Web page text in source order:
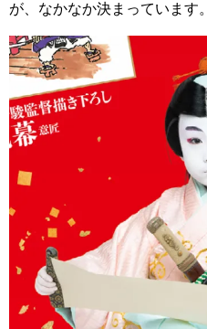
が、なかなか決まっています。